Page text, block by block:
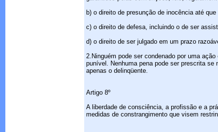
b) o direito de presunção de inocência até
c) o direito de defesa, incluindo o de ser
d) o direito de ser julgado em um prazo
2.Ninguém pode ser condenado por uma
punível. Nenhuma pena pode ser prescrita
apenas o delinqüente.
Artigo 8º
A liberdade de consciência, a profissão e a
medidas de constrangimento que visem